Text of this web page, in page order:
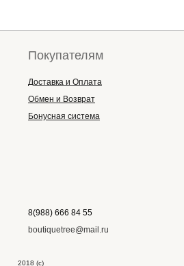
8(988) 666 84 55
boutiquetree@mail.ru
2018 (с)
Доставка и Оплата
Обмен и Возврат
Бонусная система
Покупателям